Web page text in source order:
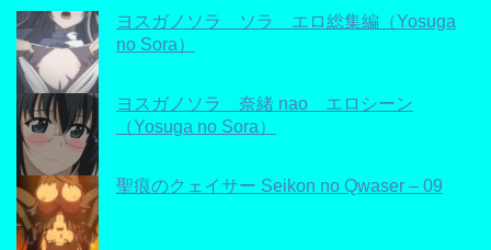
ヨスガノソラ ソラ エロ総集編（Yosuga
no Sora）
ヨスガノソラ 奈緒 nao エロシーン
（Yosuga no Sora）
聖痕のクェイサー Seikon no Qwaser – 09